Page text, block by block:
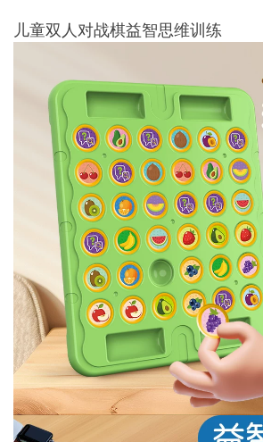
儿童双人对战棋益智思维训练